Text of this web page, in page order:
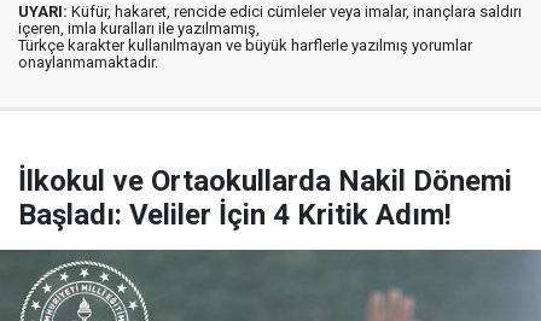
UYARI: Küfür, hakaret, rencide edici cümleler veya imalar, inançlara saldırı
içeren, imla kuralları ile yazılmamış,
Türkçe karakter kullanılmayan ve büyük harflerle yazılmış yorumlar
onaylanmamaktadır.
İlkokul ve Ortaokullarda Nakil Dönemi
Başladı: Veliler İçin 4 Kritik Adım!